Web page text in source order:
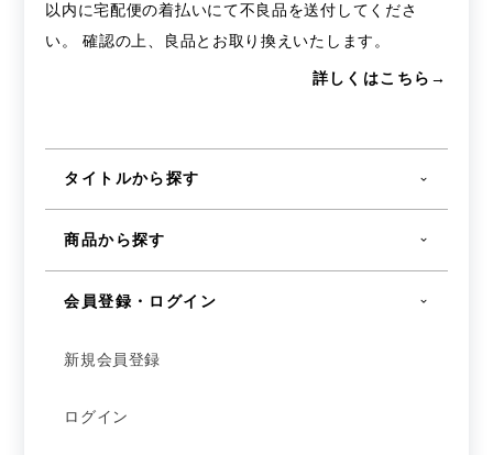
以内に宅配便の着払いにて不良品を送付してくださ
い。 確認の上、良品とお取り換えいたします。
詳しくはこちら→
タイトルから探す
商品から探す
会員登録・ログイン
新規会員登録
ログイン